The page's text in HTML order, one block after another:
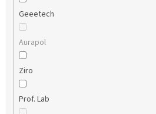
Geeetech
Aurapol
Ziro
Prof. Lab